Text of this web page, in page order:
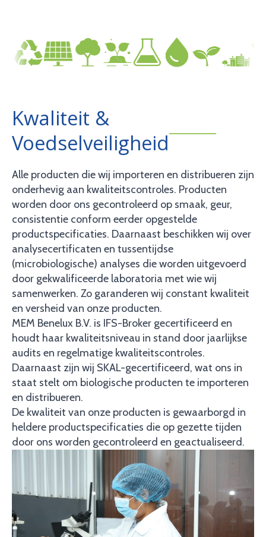
Kwaliteit &
Voedselveiligheid
Alle producten die wij importeren en distribueren zijn
onderhevig aan kwaliteitscontroles. Producten
worden door ons gecontroleerd op smaak, geur,
consistentie conform eerder opgestelde
productspecificaties. Daarnaast beschikken wij over
analysecertificaten en tussentijdse
(microbiologische) analyses die worden uitgevoerd
door gekwalificeerde laboratoria met wie wij
samenwerken. Zo garanderen wij constant kwaliteit
en versheid van onze producten.
MEM Benelux B.V. is IFS-Broker gecertificeerd en
houdt haar kwaliteitsniveau in stand door jaarlijkse
audits en regelmatige kwaliteitscontroles.
Daarnaast zijn wij SKAL-gecertificeerd, wat ons in
staat stelt om biologische producten te importeren
en distribueren.
De kwaliteit van onze producten is gewaarborgd in
heldere productspecificaties die op gezette tijden
door ons worden gecontroleerd en geactualiseerd.